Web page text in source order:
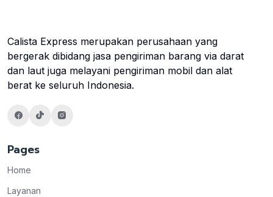
Calista Express merupakan perusahaan yang
bergerak dibidang jasa pengiriman barang via darat
dan laut juga melayani pengiriman mobil dan alat
berat ke seluruh Indonesia.
Pages
Home
Layanan